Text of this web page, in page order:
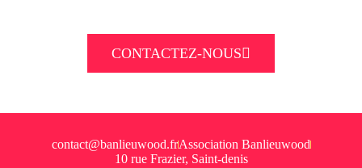
CONTACTEZ-NOUS
contact@banlieuwood.frAssociation Banlieuwood
10 rue Frazier, Saint-denis